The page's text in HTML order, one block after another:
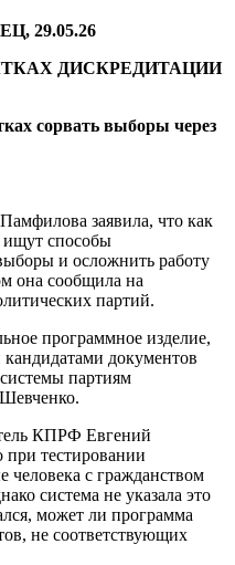
29.05.26
ДИСКРЕДИТАЦИИ
сорвать выборы через
заявила, что как
ищут способы
и осложнить работу
она сообщила на
партий.
программное изделие,
кандидатами документов
партиям
КПРФ Евгений
тестировании
с гражданством
система не указала это
может ли программа
не соответствующих